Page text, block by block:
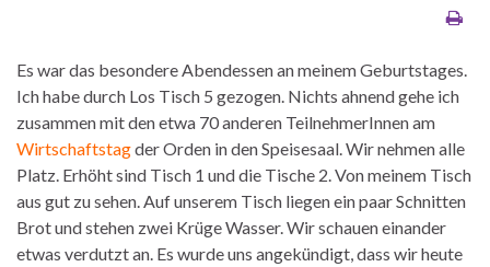
Es war das besondere Abendessen an meinem Geburtstages.
Ich habe durch Los Tisch 5 gezogen. Nichts ahnend gehe ich
zusammen mit den etwa 70 anderen TeilnehmerInnen am
Wirtschaftstagder Orden in den Speisesaal. Wir nehmen alle
Platz. Erhöht sind Tisch 1 und die Tische 2. Von meinem Tisch
aus gut zu sehen. Auf unserem Tisch liegen ein paar Schnitten
Brot und stehen zwei Krüge Wasser. Wir schauen einander
etwas verdutzt an. Es wurde uns angekündigt, dass wir heute